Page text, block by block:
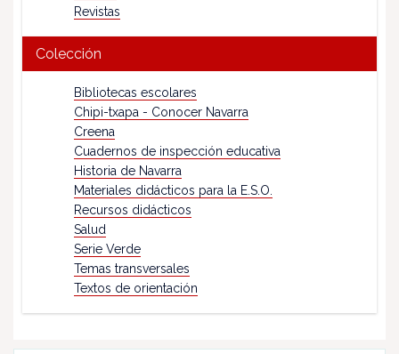
Revistas
Colección
Bibliotecas escolares
Chipi-txapa - Conocer Navarra
Creena
Cuadernos de inspección educativa
Historia de Navarra
Materiales didácticos para la E.S.O.
Recursos didácticos
Salud
Serie Verde
Temas transversales
Textos de orientación